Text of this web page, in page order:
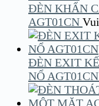
ĐÈN KHẨN
AGT01CN
ĐÈN EXIT
NỔ AGT01CN